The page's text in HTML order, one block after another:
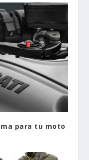
para tu moto